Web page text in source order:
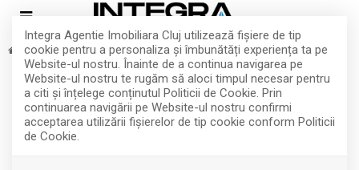
Integra Agentie Imobiliara Cluj utilizează fişiere de tip
cookie pentru a personaliza și îmbunătăți experiența ta pe
Website-ul nostru. Înainte de a continua navigarea pe
Website-ul nostru te rugăm să aloci timpul necesar pentru
a citi și înțelege conținutul Politicii de Cookie. Prin
continuarea navigării pe Website-ul nostru confirmi
acceptarea utilizării fişierelor de tip cookie conform Politicii
de Cookie.
Vanzare Case Chinteni Sud
Vand Casa Premium 180 Mp | Sala de
Cinema | Constructie de Foarte
Buna Calitate
EXCLUSIVITATE